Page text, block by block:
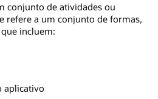
conjunto de atividades ou
refere a um conjunto de formas,
incluem:
aplicativo